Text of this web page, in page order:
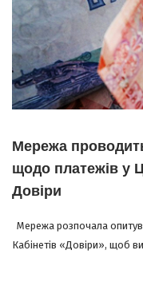
Мережа
щодо платежів у
Довіри
Мережа розпочала
Кабінетів «Довіри», щоб